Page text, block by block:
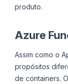
produto.
Azure
Assim como o
propósitos
de containers.